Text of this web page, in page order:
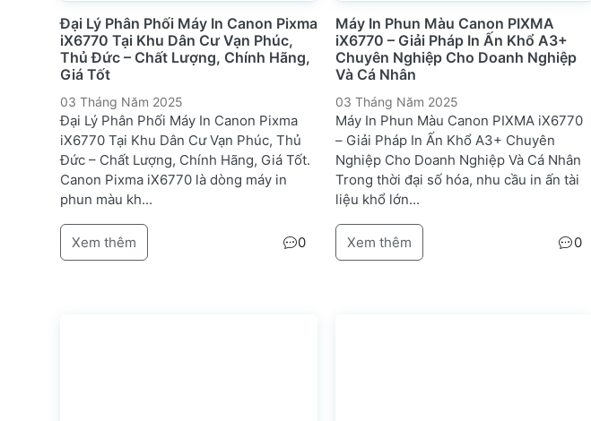
Đại Lý Phân Phối Máy In Canon Pixma
iX6770 Tại Khu Dân Cư Vạn Phúc,
Thủ Đức – Chất Lượng, Chính Hãng,
Giá Tốt
03 Tháng Năm 2025
Đại Lý Phân Phối Máy In Canon Pixma
iX6770 Tại Khu Dân Cư Vạn Phúc, Thủ
Đức – Chất Lượng, Chính Hãng, Giá Tốt.
Canon Pixma iX6770 là dòng máy in
phun màu kh...
Xem thêm 0
Máy In Phun Màu Canon PIXMA
iX6770 – Giải Pháp In Ấn Khổ A3+
Chuyên Nghiệp Cho Doanh Nghiệp
Và Cá Nhân
03 Tháng Năm 2025
Máy In Phun Màu Canon PIXMA iX6770
– Giải Pháp In Ấn Khổ A3+ Chuyên
Nghiệp Cho Doanh Nghiệp Và Cá Nhân
Trong thời đại số hóa, nhu cầu in ấn tài
liệu khổ lớn...
Xem thêm 0